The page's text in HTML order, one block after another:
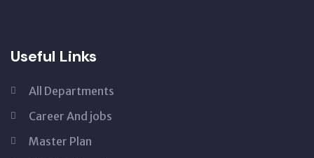
Useful Links
All Departments
Career And jobs
Master Plan